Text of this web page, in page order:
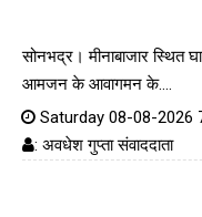
सोनभद्र। मीनाबाजार स्थित
आमजन के आवागमन के....
Saturday 08-08-2026
: अवधेश गुप्ता संवाददाता